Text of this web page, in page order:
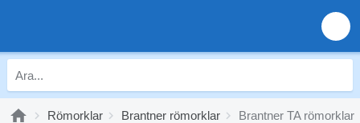
Römorklar Brantner römorklar Brantner TA römorklar